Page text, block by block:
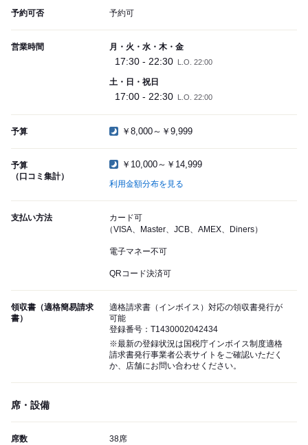
予約可否 予約可
営業時間 月・火・水・木・金
17:30 - 22:30 L.O. 22:00
土・日・祝日
17:00 - 22:30 L.O. 22:00
予算 ￥8,000～￥9,999
予算
（口コミ集計）
￥10,000～￥14,999
利用金額分布を見る
支払い方法
カード可
（VISA、Master、JCB、AMEX、Diners）
電子マネー不可
QRコード決済可
領収書（適格簡易請求
書）
適格請求書（インボイス）対応の領収書発行が
可能
登録番号：T1430002042434
※最新の登録状況は国税庁インボイス制度適格
請求書発行事業者公表サイトをご確認いただく
か、店舗にお問い合わせください。
席・設備
席数 38席